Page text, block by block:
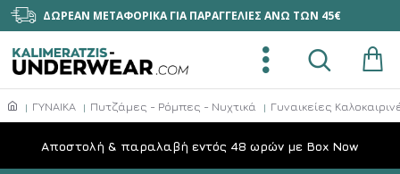
ΔΩΡΕΑΝ ΜΕΤΑΦΟΡΙΚΑ ΓΙΑ ΠΑΡΑΓΓΕΛΙΕΣ ΑΝΩ ΤΩΝ 45€
ΓΥΝΑΙΚΑ Πυτζάμες - Ρόμπες - Νυχτικά Γυναικείες
Aποστολή & παραλαβή εντός 48 ωρών με Box Now